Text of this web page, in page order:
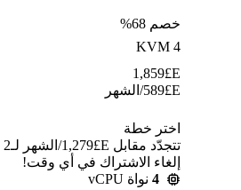
خصم 68%
KVM 4
E£
1,859
E£
589/الشهر
اختر خطة
إلغاء الاشتراك في أي وقت!
4 نواة vCPU